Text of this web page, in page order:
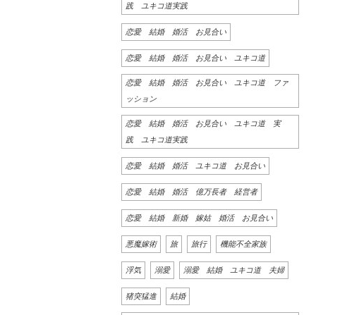
践 ユキコ道実践
恋愛 結婚 婚活 お見合い
恋愛 結婚 婚活 お見合い ユキコ道
恋愛 結婚 婚活 お見合い ユキコ道 ファ
ッション
恋愛 結婚 婚活 お見合い ユキコ道 実
践 ユキコ道実践
恋愛 結婚 婚活 ユキコ道 お見合い
恋愛 結婚 婚活 億万長者 経営者
恋愛 結婚 新婚 嫁姑 婚活 お見合い
悪魔嫁術 旅 旅行 機能不全家族
浮気 溺愛 溺愛 結婚 ユキコ道 夫婦
猪突猛進 結婚